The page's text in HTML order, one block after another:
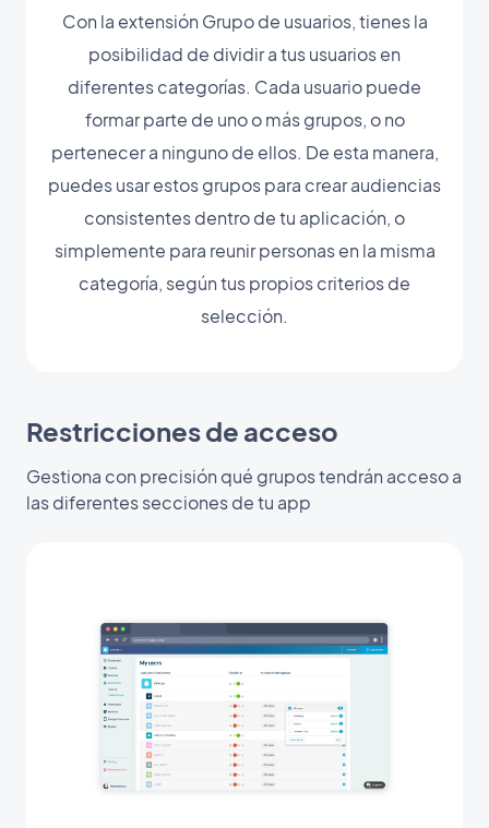
Con la extensión Grupo de usuarios, tienes la
posibilidad de dividir a tus usuarios en
diferentes categorías. Cada usuario puede
formar parte de uno o más grupos, o no
pertenecer a ninguno de ellos. De esta manera,
puedes usar estos grupos para crear audiencias
consistentes dentro de tu aplicación, o
simplemente para reunir personas en la misma
categoría, según tus propios criterios de
selección.
Restricciones de acceso
Gestiona con precisión qué grupos tendrán acceso a
las diferentes secciones de tu app